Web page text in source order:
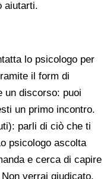
aiutarti.
lo psicologo per
il form di
un discorso: puoi
un primo incontro.
parli di ciò che ti
psicologo ascolta
e cerca di capire
verrai giudicato.